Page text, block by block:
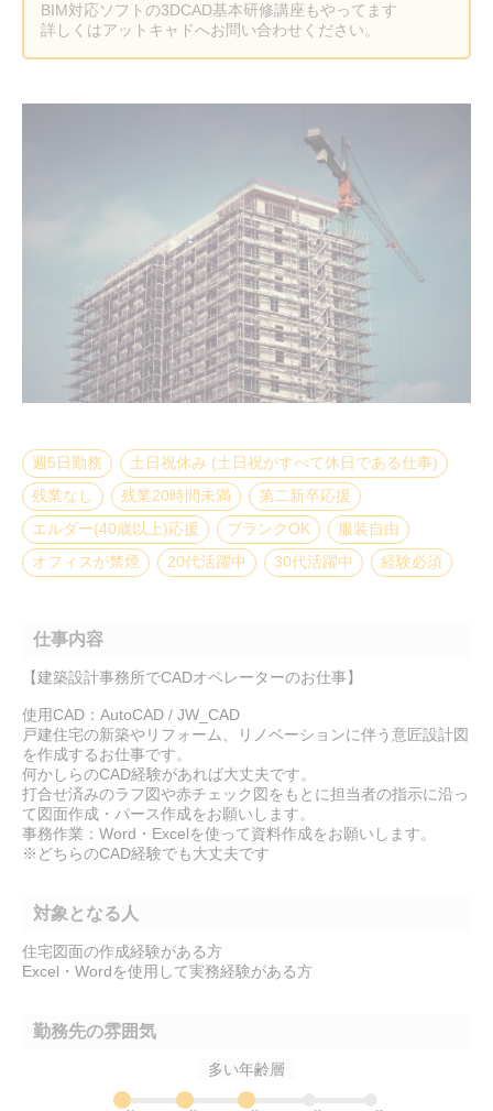
BIM対応ソフトの3DCAD基本研修講座もやってます
詳しくはアットキャドへお問い合わせください。
週5日勤務
土日祝休み (土日祝がすべて休日である仕事)
残業なし
残業20時間未満
第二新卒応援
エルダー(40歳以上)応援
ブランクOK
服装自由
オフィスが禁煙
20代活躍中 30代活躍中 経験必須
仕事内容
【建築設計事務所でCADオペレーターのお仕事】
使用CAD：AutoCAD / JW_CAD
戸建住宅の新築やリフォーム、リノベーションに伴う意匠設計図
を作成するお仕事です。
何かしらのCAD経験があれば大丈夫です。
打合せ済みのラフ図や赤チェック図をもとに担当者の指示に沿っ
て図面作成・パース作成をお願いします。
事務作業：Word・Excelを使って資料作成をお願いします。
※どちらのCAD経験でも大丈夫です
対象となる人
住宅図面の作成経験がある方
Excel・Wordを使用して実務経験がある方
勤務先の雰囲気
多い年齢層